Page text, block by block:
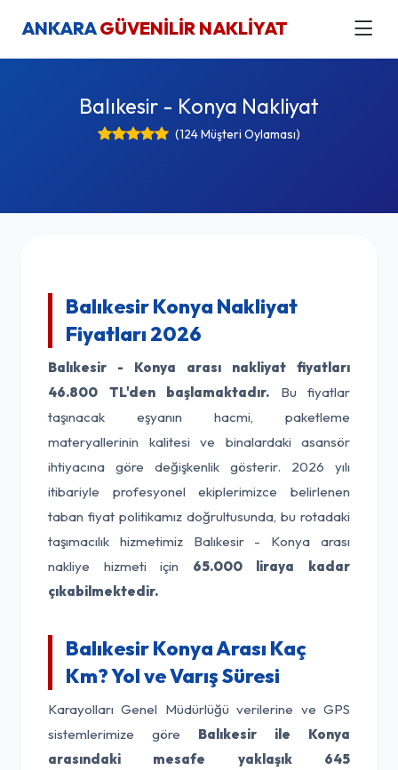
ANKARAGÜVENİLİR NAKLİYAT
Balıkesir - Konya Nakliyat
(124 Müşteri Oylaması)
Balıkesir Konya Nakliyat
Fiyatları 2026
Balıkesir - Konya arası nakliyat fiyatları
46.800 TL'den başlamaktadır. Bu fiyatlar
taşınacak eşyanın hacmi, paketleme
materyallerinin kalitesi ve binalardaki asansör
ihtiyacına göre değişkenlik gösterir. 2026 yılı
itibariyle profesyonel ekiplerimizce belirlenen
taban fiyat politikamız doğrultusunda, bu rotadaki
taşımacılık hizmetimiz Balıkesir - Konya arası
nakliye hizmeti için 65.000 liraya kadar
çıkabilmektedir.
Balıkesir Konya Arası Kaç
Km? Yol ve Varış Süresi
Karayolları Genel Müdürlüğü verilerine ve GPS
sistemlerimize göre Balıkesir ile Konya
arasındaki mesafe yaklaşık 645